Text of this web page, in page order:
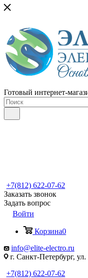
Готовый интернет-
+7(812) 622-07-62
Заказать звонок
Задать вопрос
Войти
Корзина0
info@elite-electro.ru
г. Санкт-Петербург,
+7(812) 622-07-62